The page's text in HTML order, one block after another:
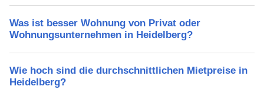
Was ist besser Wohnung von Privat oder
Wohnungsunternehmen in Heidelberg?
Wie hoch sind die durchschnittlichen Mietpreise in
Heidelberg?